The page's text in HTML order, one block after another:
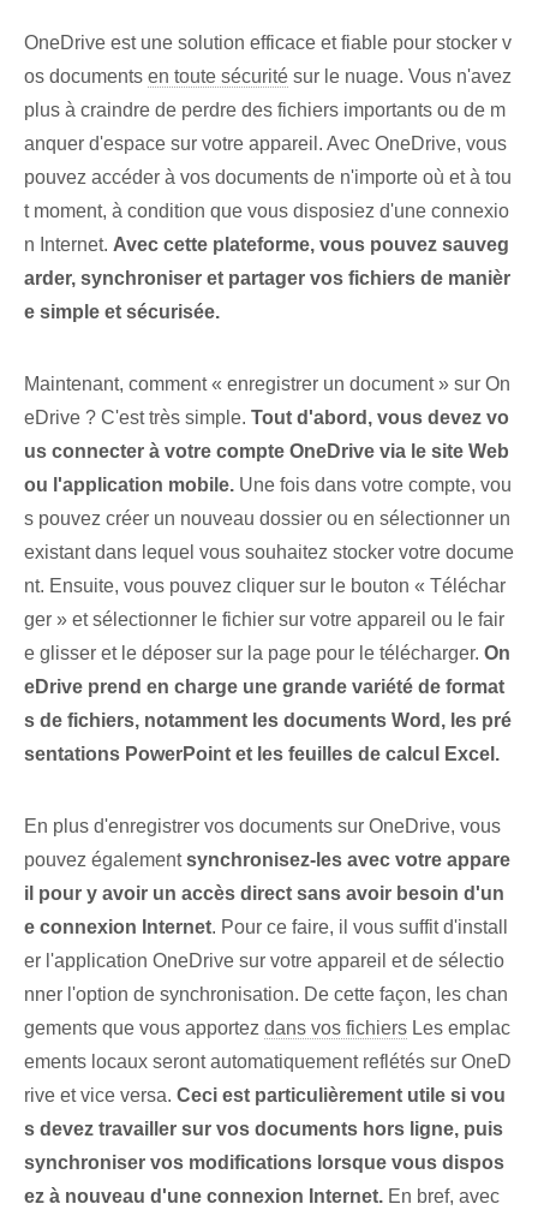
OneDrive est une solution efficace et fiable pour stocker v
os documents en toute sécurité sur le nuage. Vous n'avez
plus à craindre de perdre des fichiers importants ou de m
anquer d'espace sur votre appareil. Avec OneDrive, vous
pouvez accéder à vos documents de n'importe où et à tou
t moment, à condition que vous disposiez d'une connexio
n Internet. Avec cette plateforme, vous pouvez sauveg
arder, synchroniser et partager vos fichiers de manièr
e simple et sécurisée.
Maintenant, comment « enregistrer un document » sur On
eDrive ? C'est très simple. Tout d'abord, vous devez vo
us connecter à votre compte OneDrive via le site Web
ou l'application mobile. Une fois dans votre compte, vou
s pouvez créer un nouveau dossier ou en sélectionner un
existant dans lequel vous souhaitez stocker votre docume
nt. ​Ensuite,⁢ vous pouvez cliquer sur ‍le bouton « Téléchar
ger » et sélectionner le fichier sur votre appareil ou le fair
e glisser et le déposer sur la page‌ pour le télécharger.⁢ On
eDrive prend en charge une grande variété de format
s de fichiers, notamment les documents Word, les pré
sentations PowerPoint et les feuilles de calcul Excel.
En plus d'enregistrer vos documents sur OneDrive, vous
pouvez égalementsynchronisez-les avec votre appare
il pour y avoir un accès direct sans avoir besoin d'un
e connexion Internet. Pour ce faire, il vous suffit d'install
er l'application OneDrive sur votre appareil et de sélectio
nner l'option de synchronisation. De cette façon, les chan
gements⁢ que vous apportez⁢ dans vos fichiers Les emplac
ements locaux seront automatiquement reflétés sur OneD
rive et vice versa. Ceci est particulièrement utile si vou
s devez travailler sur vos documents hors ligne, puis
synchroniser vos modifications lorsque vous dispos
ez à nouveau d'une connexion Internet. En bref, avec